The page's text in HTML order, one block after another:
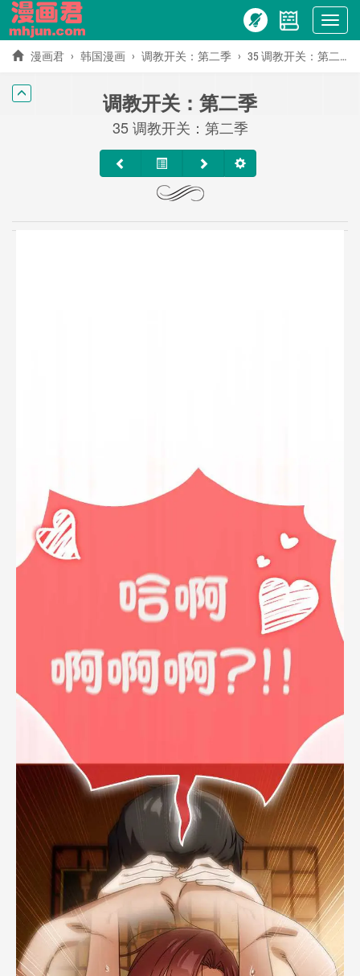
Show
menu
漫画君 韩国漫画 调教开关：第二季 35 调教开关：第二季
调教开关：第二季
35 调教开关：第二季